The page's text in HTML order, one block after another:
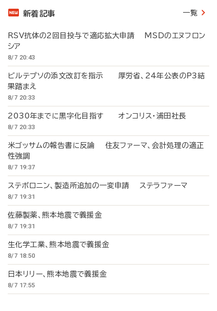
新着記事 一覧
RSV抗体の2回目投与で適応拡大申請 MSDのエヌフロン
シア
8/7 20:43
ビルテプソの添文改訂を指示 厚労省、24年公表のP3結
果踏まえ
8/7 20:33
2030年までに黒字化目指す オンコリス・浦田社長
8/7 20:33
米ゴッサムの報告書に反論 住友ファーマ、会計処理の適正
性強調
8/7 19:37
ステボロニン、製造所追加の一変申請 ステラファーマ
8/7 19:31
佐藤製薬、熊本地震で義援金
8/7 19:31
生化学工業、熊本地震で義援金
8/7 18:50
日本リリー、熊本地震で義援金
8/7 17:55